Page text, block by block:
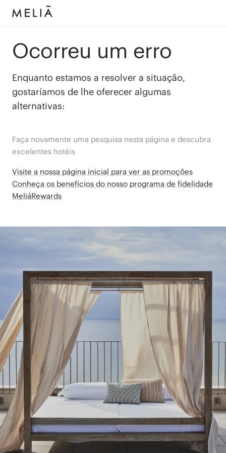
Ocorreu um erro
Enquanto estamos a resolver a situação,
gostaríamos de lhe oferecer algumas
alternativas:
Faça novamente uma pesquisa nesta página e descubra
excelentes hotéis
Visite a nossa página inicial para ver as promoções
Conheça os benefícios do nosso programa de fidelidade
MeliáRewards